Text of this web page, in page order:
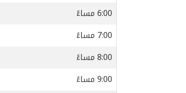
6:00 مساءً
7:00 مساءً
8:00 مساءً
9:00 مساءً